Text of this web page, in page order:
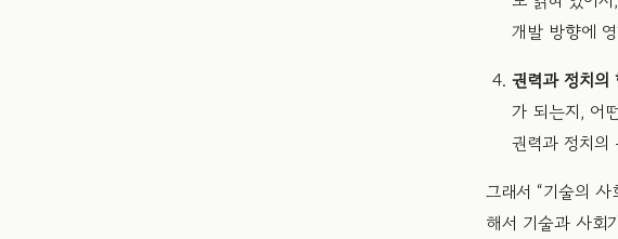
개발 방향에
권력과 정치의
가 되는지, 어
권력과 정치
그래서 “기술의
해서 기술과 사회